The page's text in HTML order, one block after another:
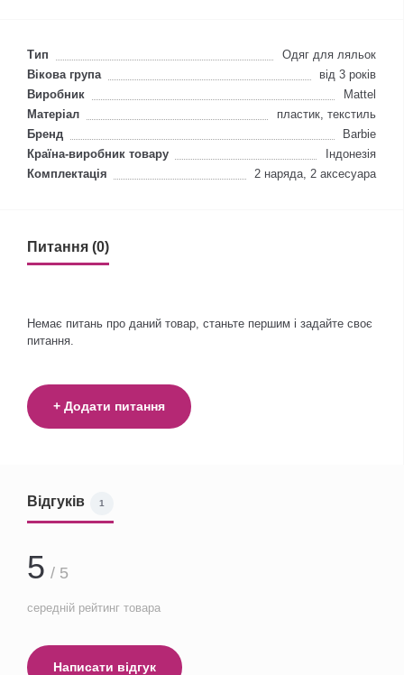
Тип
Одяг для ляльок
Вікова група
від 3 років
Виробник
Mattel
Матеріал
пластик, текстиль
Бренд
Barbie
Країна-виробник товару
Індонезія
Комплектація
2 наряда, 2 аксесуара
Питання (0)
Немає питань про даний товар, станьте першим і задайте своє
питання.
+ Додати питання
Відгуків 1
5 / 5
середній рейтинг товара
Написати відгук